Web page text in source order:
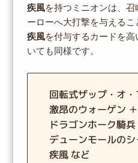
疾風を持つミニオンは、召
ーローへ大打撃を与えるこ
疾風を付与するカードを
いても同様です。
回転式ザップ・オ
激昂のウォーゲン
ドラゴンホーク騎
デューンモールの
疾風 など